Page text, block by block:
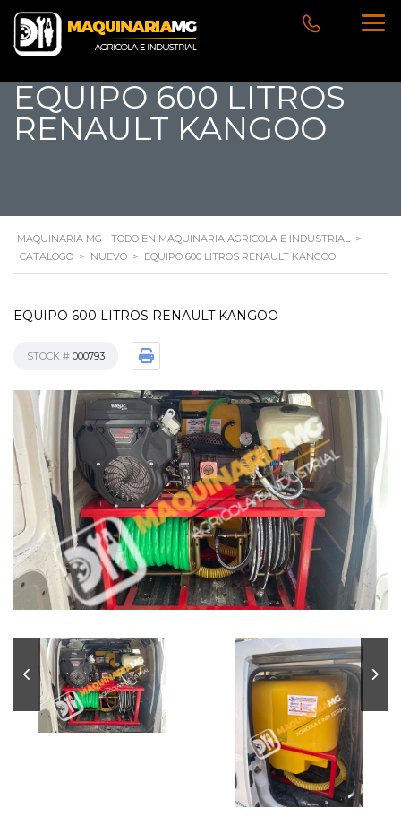
EQUIPO 600 LITROS
RENAULT KANGOO
MAQUINARIA MG - TODO EN MAQUINARIA AGRICOLA E INDUSTRIAL >
CATALOGO > NUEVO > EQUIPO 600 LITROS RENAULT KANGOO
EQUIPO 600 LITROS RENAULT KANGOO
STOCK # 000793